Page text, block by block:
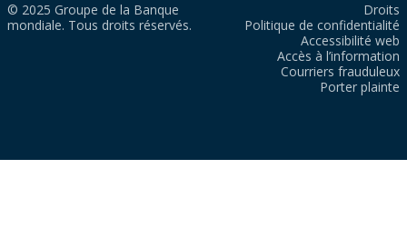
© 2025 Groupe de la Banque
mondiale. Tous droits réservés.
Droits
Politique de confidentialité
Accessibilité web
Accès à l’information
Courriers frauduleux
Porter plainte